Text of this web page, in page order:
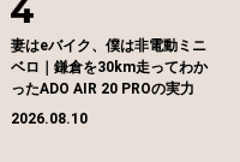
妻はeバイク、僕は非電動ミニ
ベロ｜鎌倉を30km走ってわか
ったADO AIR 20 PROの実力
2026.08.10